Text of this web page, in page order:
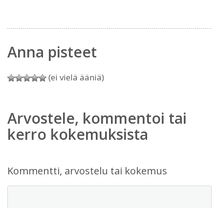
Anna pisteet
(ei vielä ääniä)
Arvostele, kommentoi tai
kerro kokemuksista
Kommentti, arvostelu tai kokemus